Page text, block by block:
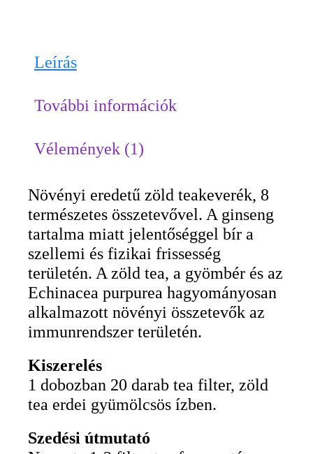
Leírás
További információk
Vélemények (1)
Növényi eredetű zöld teakeverék, 8
természetes összetevővel. A ginseng
tartalma miatt jelentőséggel bír a
szellemi és fizikai frissesség
területén. A zöld tea, a gyömbér és az
Echinacea purpurea hagyományosan
alkalmazott növényi összetevők az
immunrendszer területén.
Kiszerelés
1 dobozban 20 darab tea filter, zöld
tea erdei gyümölcsös ízben.
Szedési útmutató